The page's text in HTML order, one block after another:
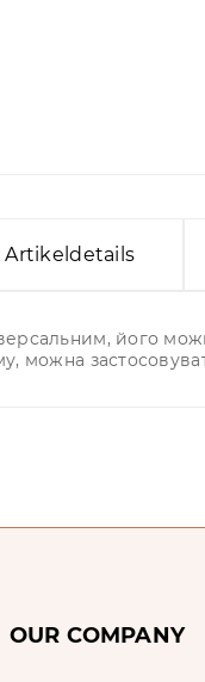
Artikeldetails
його
можна
OUR COMPANY